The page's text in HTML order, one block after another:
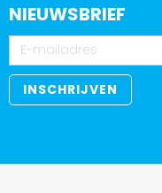
NIEUWSBRIEF